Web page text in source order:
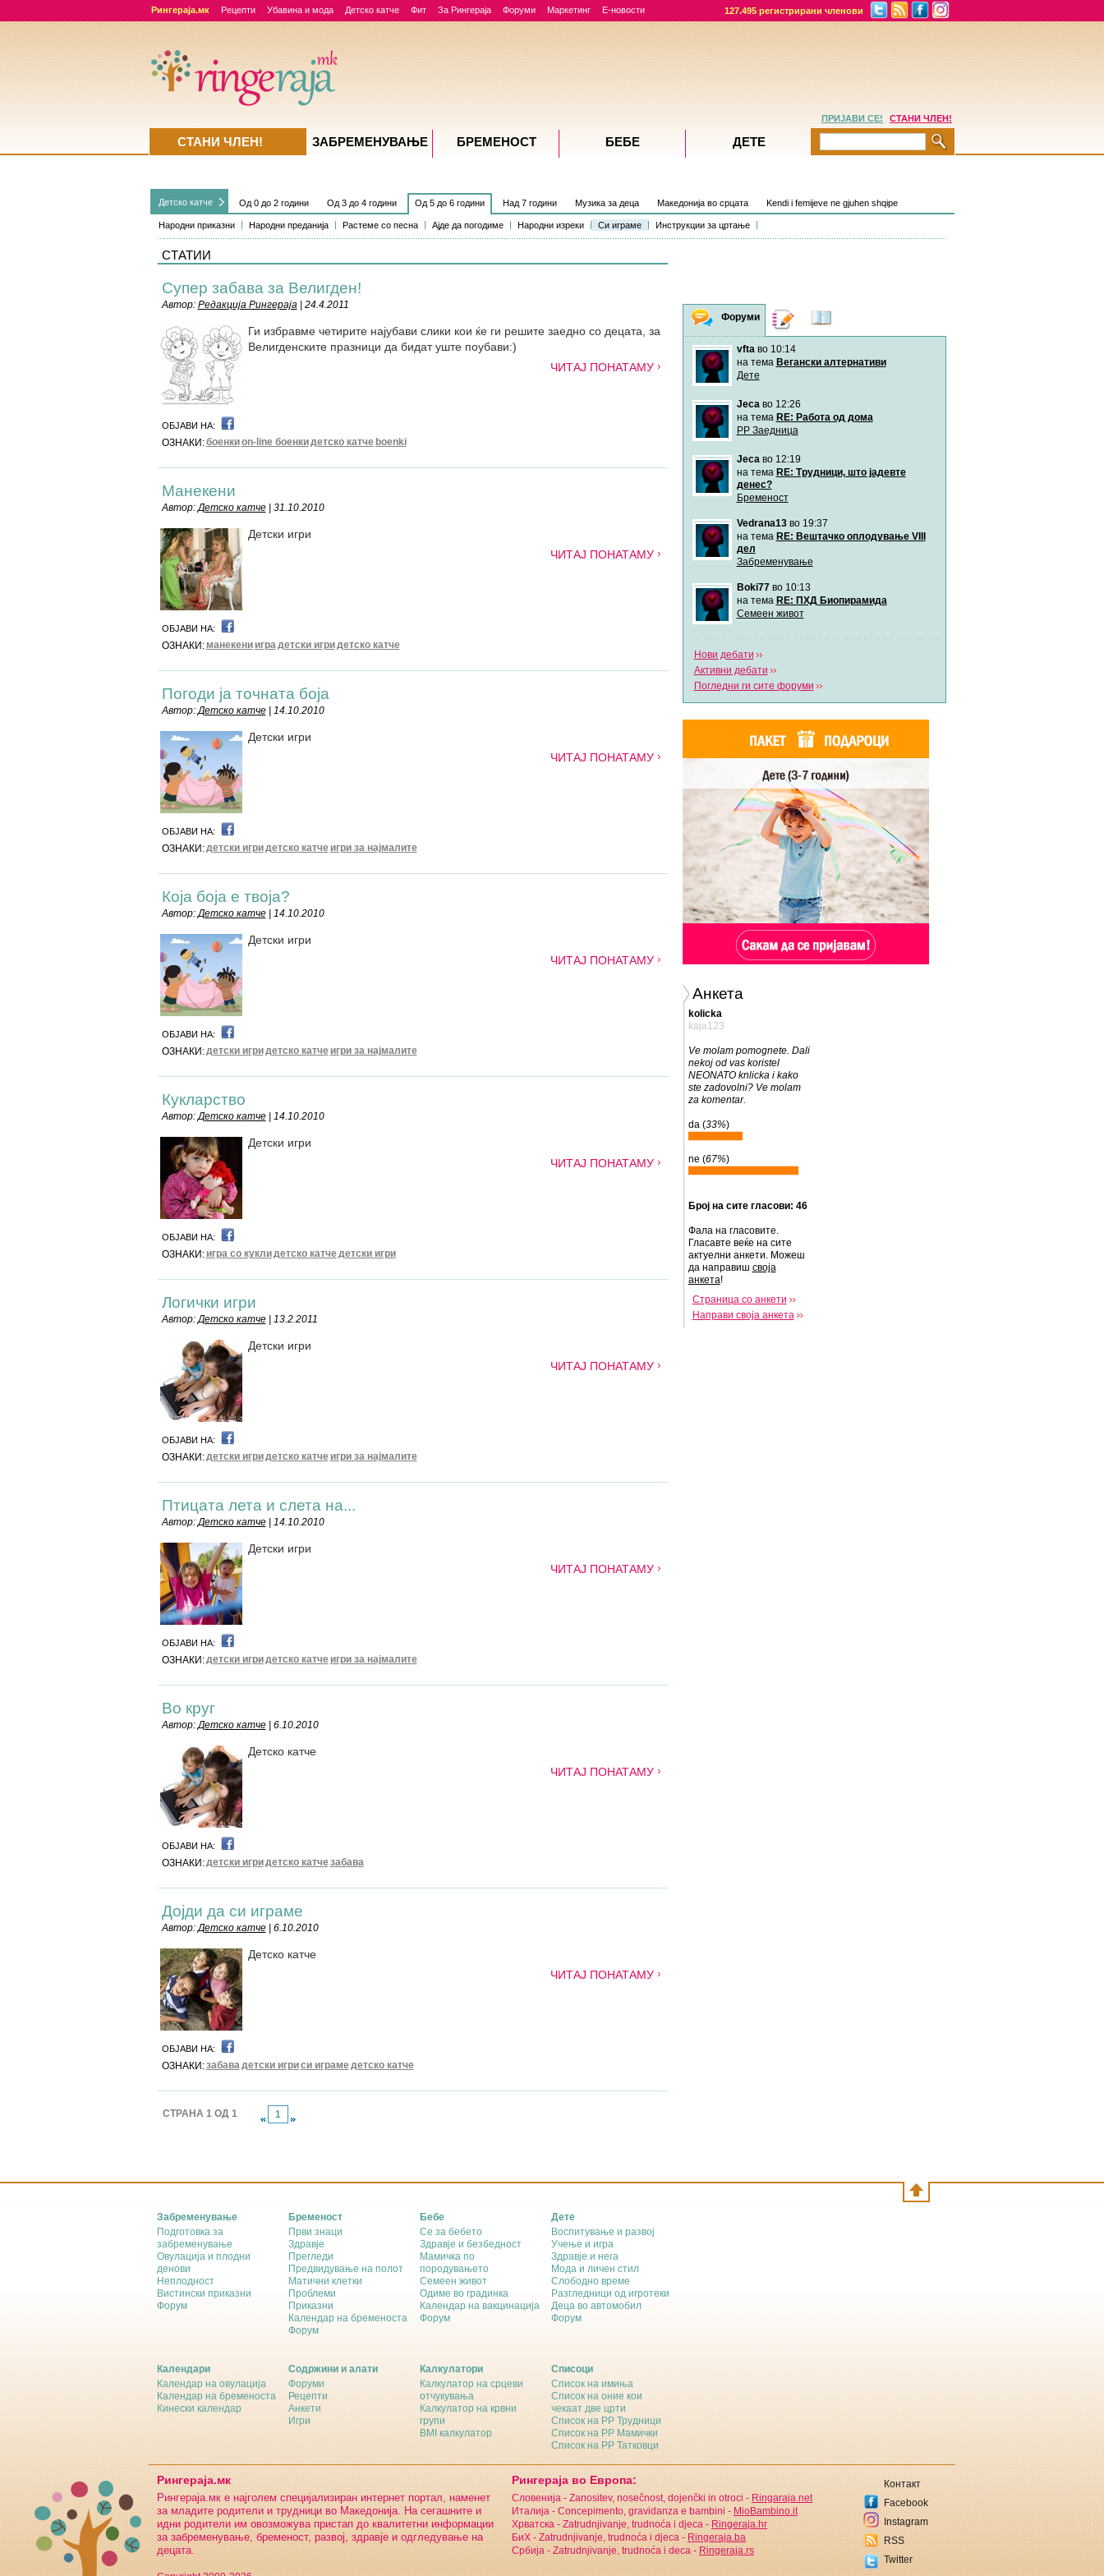
Рингераја.мк Рецепти Убавина и мода Детско катче Фит За Рингераја Форуми Маркетинг Е-новости 127.495 регистрирани членови
Детско катче Од 0 до 2 години Од 3 до 4 години Од 5 до 6 години
Народни приказни Народни преданија Растеме со песна Ајде да погодиме Народни изреки Си играме Инструкции за цртање
Над 7 години Музика за деца Македонија во срцaта Kendi i femijeve ne gjuhen shqipe
СТАТИИ
Супер забава за Велигден!
Автор: Редакција Рингераја| 24.4.2011
Ги избравме четирите најубави слики кои ќе ги решите заедно со децата, за
Велигденските празници да бидат уште поубави:)
ЧИТАЈ ПОНАТАМУ
ОБЈАВИ НА:
ОЗНАКИ:боенкиon-line боенкидетско катче boenki
Манекени
Автор:Детско катче| 31.10.2010
Детски игри
ЧИТАЈ ПОНАТАМУ
ОБЈАВИ НА:
ОЗНАКИ: манекени иградетски игридетско катче
Погоди ја точната боја
Автор:Детско катче| 14.10.2010
Детски игри
ЧИТАЈ ПОНАТАМУ
ОБЈАВИ НА:
ОЗНАКИ:детски игридетско катче игри за најмалите
Која боја е твоја?
Автор:Детско катче| 14.10.2010
Детски игри
ЧИТАЈ ПОНАТАМУ
ОБЈАВИ НА:
ОЗНАКИ:детски игридетско катче игри за најмалите
Кукларство
Автор:Детско катче| 14.10.2010
Детски игри
ЧИТАЈ ПОНАТАМУ
ОБЈАВИ НА:
ОЗНАКИ: игра со куклидетско катчедетски игри
Логички игри
Автор:Детско катче| 13.2.2011
Детски игри
ЧИТАЈ ПОНАТАМУ
ОБЈАВИ НА:
ОЗНАКИ:детски игридетско катче игри за најмалите
Птицата лета и слета на...
Автор:Детско катче| 14.10.2010
Детски игри
ЧИТАЈ ПОНАТАМУ
ОБЈАВИ НА:
ОЗНАКИ:детски игридетско катче игри за најмалите
Во круг
Автор:Детско катче| 6.10.2010
Детско катче
ЧИТАЈ ПОНАТАМУ
ОБЈАВИ НА:
ОЗНАКИ:детски игридетско катчезабава
Дојди да си играме
Автор:Детско катче| 6.10.2010
Детско катче
ЧИТАЈ ПОНАТАМУ
ОБЈАВИ НА:
ОЗНАКИ:забавадетски игриси играмедетско катче
СТРАНА 1 ОД 1 1
Форуми Дневници
vftaво 10:14
на тема Вегански алтернативи
Дете
Jecaво 12:26
на тема RE: Работа од дома
РР Заедница
Jecaво 12:19
на тема RE: Трудници, што јадевте
денес?
Бременост
Vedrana13во 19:37
на тема RE: Вештачко оплодување VIII
дел
Забременување
Boki77во 10:13
на тема RE: ПХД Биопирамида
Семеен живот
Нови дебати
Активни дебати
Погледни ги сите форуми
Анкета
kolicka
kaja123
Ve molam pomognete. Dali
nekoj od vas koristel
NEONATO knlicka i kako
ste zadovolni? Ve molam
za komentar.
da (33%)
ne (67%)
Број на сите гласови: 46
Фала на гласовите.
Гласавте веќе на сите
актуелни анкети. Можеш
да направиш своја
анкета!
Страница со анкети
Направи своја анкета
ПРИЈАВИ СЕ! СТАНИ ЧЛЕН!
СТАНИ ЧЛЕН! ЗАБРЕМЕНУВАЊE БРЕМЕНОСТ БЕБЕ ДЕТЕ
Забременување
Подготовка за
забременување
Овулација и плодни
денови
Неплодност
Вистински приказни
Форум
Бременост
Први знаци
Здравје
Прегледи
Предвидување на полот
Матични клетки
Проблеми
Приказни
Календар на бременоста
Форум
Бебе
Се за бебето
Здравје и безбедност
Мамичка по
породувањето
Семеен живот
Одиме во градинка
Календар на вакцинација
Форум
Дете
Воспитување и развој
Учење и игра
Здравје и нега
Мода и личен стил
Слободно време
Разгледници од игротеки
Деца во автомобил
Форум
Календари
Календар на овулација
Календар на бременоста
Кинески календар
Содржини и алати
Форуми
Рецепти
Анкети
Игри
Калкулатори
Калкулатор на срцеви
отчукувања
Калкулатор на крвни
групи
BMI калкулатор
Списоци
Список на имиња
Список на оние кои
чекаат две црти
Список на РР Трудници
Список на РР Мамички
Список на РР Татковци
Рингераја.мк
Рингераја.мк е најголем специјализиран интернет портал, наменет
за младите родители и трудници во Македонија. На сегашните и
идни родители им овозможува пристап до квалитетни информации
за забременување, бременост, развој, здравје и одгледување на
децата.
Рингераја во Европа:
Словенија - Zanositev, nosečnost, dojenčki in otroci -Ringaraja.net
Италија - Concepimento, gravidanza e bambini -MioBambino.it
Хрватска - Zatrudnjivanje, trudnoća i djeca -Ringeraja.hr
БиХ - Zatrudnjivanje, trudnoća i djeca -Ringeraja.ba
Србија - Zatrudnjivanje, trudnoća i deca -Ringeraja.rs
Контакт
Facebook
Instagram
RSS
Twitter